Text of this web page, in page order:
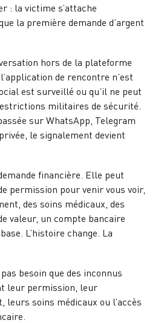
: la victime s’attache
la première demande d’argent
hors de la plateforme
de rencontre n’est
est surveillé ou qu’il ne peut
militaires de sécurité.
sur WhatsApp, Telegram
le signalement devient
financière. Elle peut
permission pour venir vous voir,
des soins médicaux, des
valeur, un compte bancaire
L’histoire change. La
besoin que des inconnus
leur permission, leur
soins médicaux ou l’accès